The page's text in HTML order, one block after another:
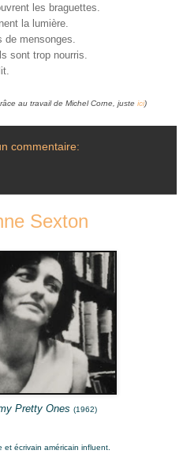
les braguettes.
la lumière.
mensonges.
sont trop nourris.
au travail de Michel Corne , juste ici)
commentaire:
Sexton
Pretty Ones (1962)
écrivain américain influent.